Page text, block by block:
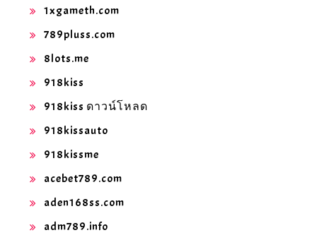
1xgameth.com
789pluss.com
8lots.me
918kiss
918kiss ดาวน์โหลด
918kissauto
918kissme
acebet789.com
aden168ss.com
adm789.info